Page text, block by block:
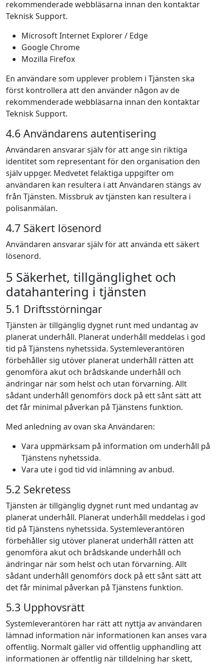
rekommenderade webbläsarna innan den kontaktar
Teknisk Support.
Microsoft Internet Explorer / Edge
Google Chrome
Mozilla Firefox
En användare som upplever problem i Tjänsten ska
först kontrollera att den använder någon av de
rekommenderade webbläsarna innan den kontaktar
Teknisk Support.
4.6 Användarens autentisering
Användaren ansvarar själv för att ange sin riktiga
identitet som representant för den organisation den
själv uppger. Medvetet felaktiga uppgifter om
användaren kan resultera i att Användaren stängs av
från Tjänsten. Missbruk av tjänsten kan resultera i
polisanmälan.
4.7 Säkert lösenord
Användaren ansvarar själv för att använda ett säkert
lösenord.
5 Säkerhet, tillgänglighet och
datahantering i tjänsten
5.1 Driftsstörningar
Tjänsten är tillgänglig dygnet runt med undantag av
planerat underhåll. Planerat underhåll meddelas i god
tid på Tjänstens nyhetssida. Systemleverantören
förbehåller sig utöver planerat underhåll rätten att
genomföra akut och brådskande underhåll och
ändringar när som helst och utan förvarning. Allt
sådant underhåll genomförs dock på ett sånt sätt att
det får minimal påverkan på Tjänstens funktion.
Med anledning av ovan ska Användaren:
Vara uppmärksam på information om underhåll på
Tjänstens nyhetssida.
Vara ute i god tid vid inlämning av anbud.
5.2 Sekretess
Tjänsten är tillgänglig dygnet runt med undantag av
planerat underhåll. Planerat underhåll meddelas i god
tid på Tjänstens nyhetssida. Systemleverantören
förbehåller sig utöver planerat underhåll rätten att
genomföra akut och brådskande underhåll och
ändringar när som helst och utan förvarning. Allt
sådant underhåll genomförs dock på ett sånt sätt att
det får minimal påverkan på Tjänstens funktion.
5.3 Upphovsrätt
Systemleverantören har rätt att nyttja av användaren
lämnad information när informationen kan anses vara
offentlig. Normalt gäller vid offentlig upphandling att
informationen är offentlig när tilldelning har skett,